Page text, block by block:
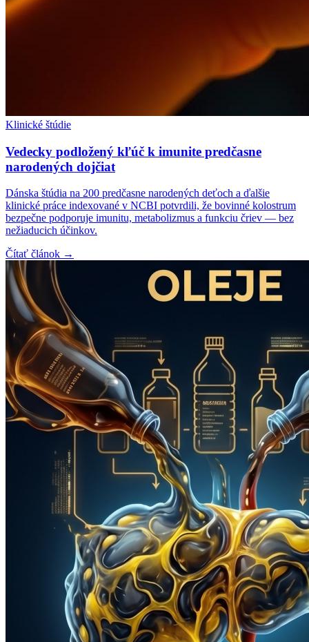
Klinické štúdie
Vedecky podložený kľúč k imunite predčasne
narodených dojčiat
Dánska štúdia na 200 predčasne narodených deťoch a ďalšie
klinické práce indexované v NCBI potvrdili, že bovinné kolostrum
bezpečne podporuje imunitu, metabolizmus a funkciu čriev — bez
nežiaducich účinkov.
Čítať článok →